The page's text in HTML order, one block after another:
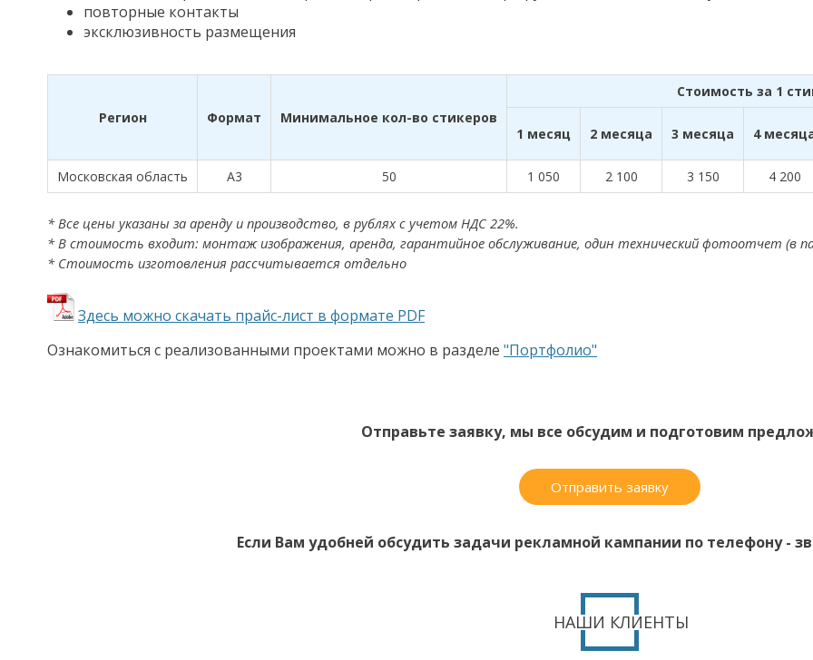
повторные контакты
эксклюзивность размещения
Регион Формат Минимальное кол-во стикеров
Стоимость за 1
1 месяц 2 месяца 3 месяца 4
Московская область А3 50 1 050 2 100 3 150 4 200
* Все цены указаны за аренду и производство, в рублях с учетом НДС 22%.
* В стоимость входит: монтаж изображения, аренда, гарантийное обслуживание, один технический фотоотчет (в
* Стоимость изготовления рассчитывается отдельно
Здесь можно скачать прайс-лист в формате PDF
Ознакомиться с реализованными проектами можно в разделе "Портфолио"
Отправьте заявку, мы все обсудим и подготовим
Отправить заявку
Если Вам удобней обсудить задачи рекламной кампании по телефону -
НАШИ КЛИЕНТЫ